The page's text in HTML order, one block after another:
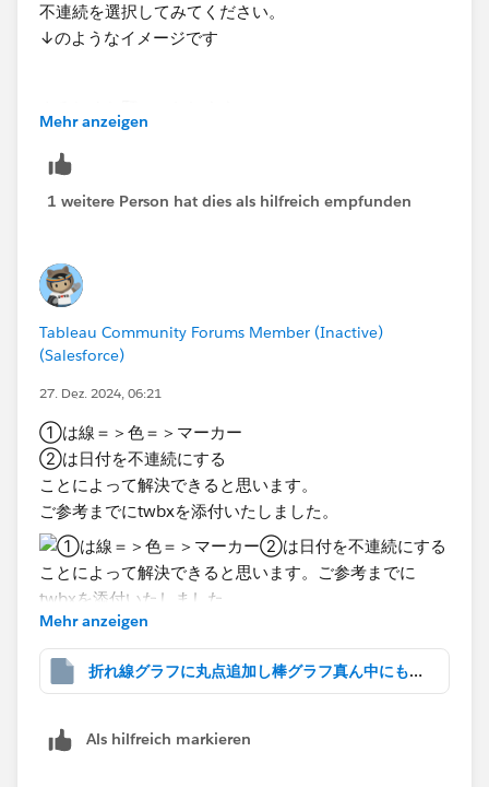
不連続を選択してみてください。
↓のようなイメージです​
Mehr anzeigen
1 weitere Person hat dies als hilfreich empfunden
Tableau Community Forums Member (Inactive)
(Salesforce)
27. Dez. 2024, 06:21
①は線＝＞色＝＞マーカー
②は日付を不連続にする
ことによって解決できると思います。
ご参考までにtwbxを添付いたしました。
Mehr anzeigen
折れ線グラフに丸点追加し棒グラフ真ん中にもってくる.twbx
Als hilfreich markieren